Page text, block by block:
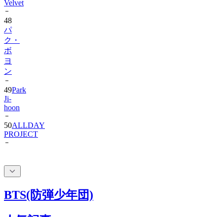
Velvet
48
パ
ク・
ボ
ヨ
ン
49Park
Ji-
hoon
50ALLDAY
PROJECT
BTS(防弾少年団)